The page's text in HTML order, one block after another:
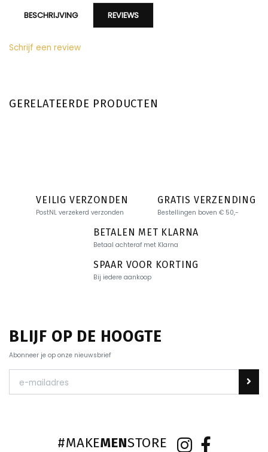
BESCHRIJVING REVIEWS
Schrijf een review
GERELATEERDE PRODUCTEN
VEILIG VERZONDEN
PostNL verzekerd verzonden
GRATIS VERZENDING
Bestellingen boven € 50,-
BETALEN MET KLARNA
Betaal achteraf met Klarna
SPAAR VOOR KORTING
Bij iedere aankoop
BLIJF OP DE HOOGTE
Abonneer je op onze nieuwsbrief
#MAKEMENSTORE